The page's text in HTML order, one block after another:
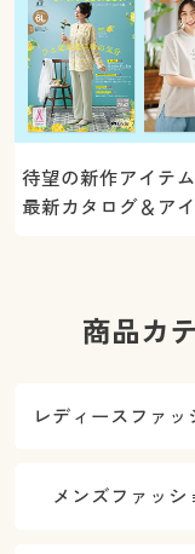
待望の新作アイテム
最新カタログ＆ア
商品カ
レディースファッ
メンズファッシ